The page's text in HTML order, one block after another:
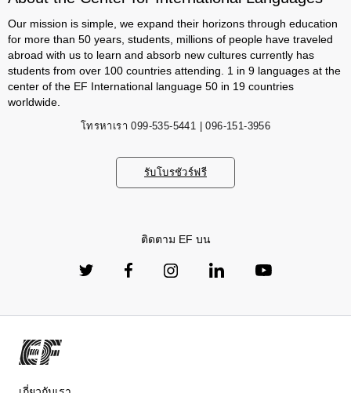
Our mission is simple, we expand their horizons through education
for more than 50 years, students, millions of people have traveled
abroad with us to learn and absorb new cultures currently has
students from over 100 countries attending. 1 in 9 languages ​​at the
center of the EF International language 50 in 19 countries
worldwide.
โทรหาเรา 099-535-5441 | 096-151-3956
รับโบรชัวร์ฟรี
ติดตาม EF บน